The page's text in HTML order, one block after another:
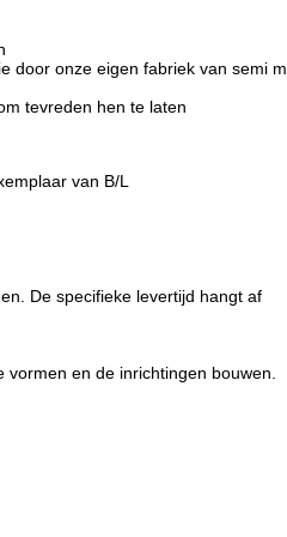
door onze eigen fabriek van semi
tevreden hen te laten
van B/L
De specifieke levertijd hangt af
en de inrichtingen bouwen.